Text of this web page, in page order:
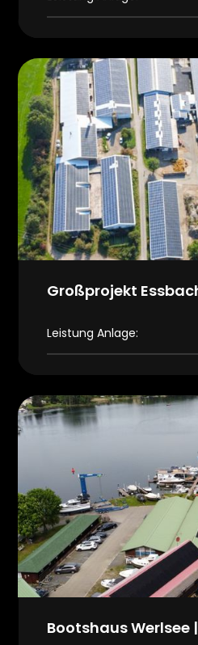
Großprojekt
Leistung Anlage:
Bootshaus Werlsee